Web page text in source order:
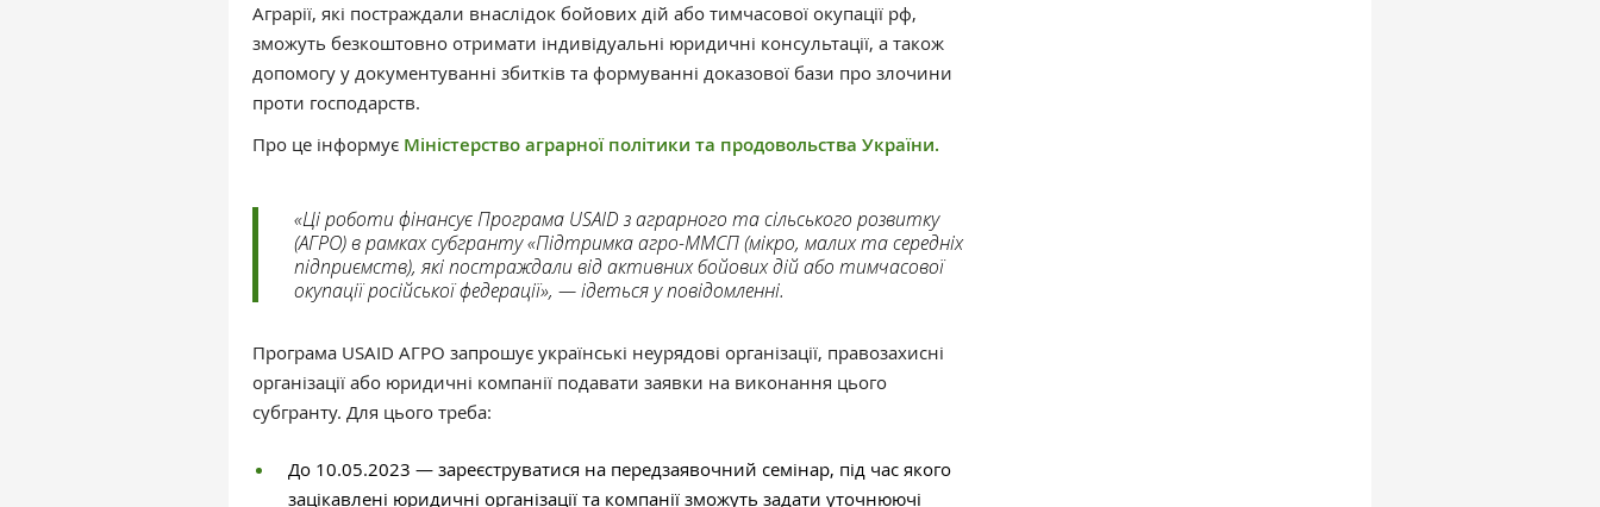
Аграрії, які постраждали внаслідок бойових дій або тимчасової окупації рф,
зможуть безкоштовно отримати індивідуальні юридичні консультації, а також
допомогу у документуванні збитків та формуванні доказової бази про злочини
проти господарств.
Про це інформує Міністерство аграрної політики та продовольства України.
«Ці роботи фінансує Програма USAID з аграрного та сільського розвитку
(АГРО) в рамках субгранту «Підтримка агро-ММСП (мікро, малих та середніх
підприємств), які постраждали від активних бойових дій або тимчасової
окупації російської федерації», — ідеться у повідомленні.
Програма USAID АГРО запрошує українські неурядові організації, правозахисні
організації або юридичні компанії подавати заявки на виконання цього
субгранту. Для цього треба:
До 10.05.2023 — зареєструватися на передзаявочний семінар, під час якого
зацікавлені юридичні організації та компанії зможуть задати уточнюючі